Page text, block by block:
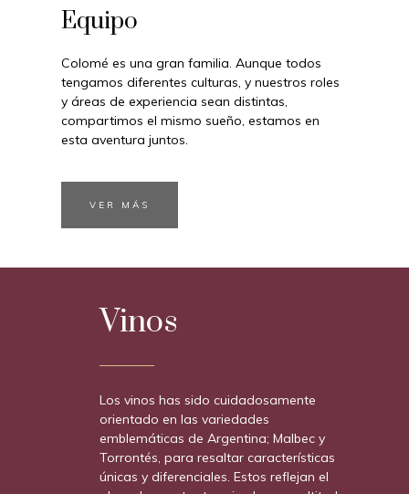
Equipo
Colomé es una gran familia. Aunque todos
tengamos diferentes culturas, y nuestros roles
y áreas de experiencia sean distintas,
compartimos el mismo sueño, estamos en
esta aventura juntos.
VER MÁS
Vinos
Los vinos has sido cuidadosamente
orientado en las variedades
emblemáticas de Argentina; Malbec y
Torrontés, para resaltar características
únicas y diferenciales. Estos reflejan el